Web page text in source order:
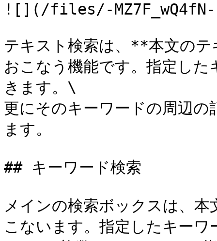
![](/files/-MZ7F_wQ4fN-
テキスト検索は、**本文の
おこなう機能です。指定し
きます。\
更にそのキーワードの周辺
ます。
## キーワード検索
メインの検索ボックスは、
こないます。指定したキー